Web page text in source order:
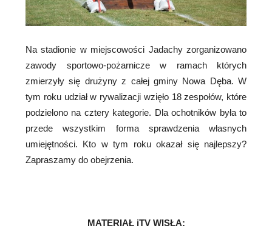
Na stadionie w miejscowości Jadachy zorganizowano
zawody sportowo-pożarnicze w ramach których
zmierzyły się drużyny z całej gminy Nowa Dęba. W
tym roku udział w rywalizacji wzięło 18 zespołów, które
podzielono na cztery kategorie. Dla ochotników była to
przede wszystkim forma sprawdzenia własnych
umiejętności. Kto w tym roku okazał się najlepszy?
Zapraszamy do obejrzenia.
MATERIAŁ iTV WISŁA: